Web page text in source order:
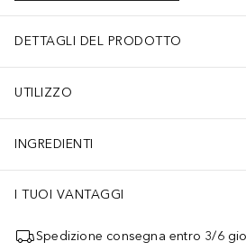
DETTAGLI DEL PRODOTTO
UTILIZZO
INGREDIENTI
I TUOI VANTAGGI
Spedizione consegna entro 3/6